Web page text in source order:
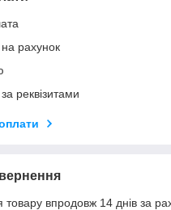
рахунок
реквізитами
впродовж 14 днів за